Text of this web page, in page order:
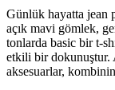
Günlük hayatta jean
açık mavi gömlek,
tonlarda basic bir t-
etkili bir dokunuştur.
aksesuarlar,